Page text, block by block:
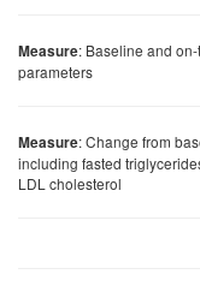
Measure: Baseline and
parameters
Measure: Change from
including fasted
LDL cholesterol